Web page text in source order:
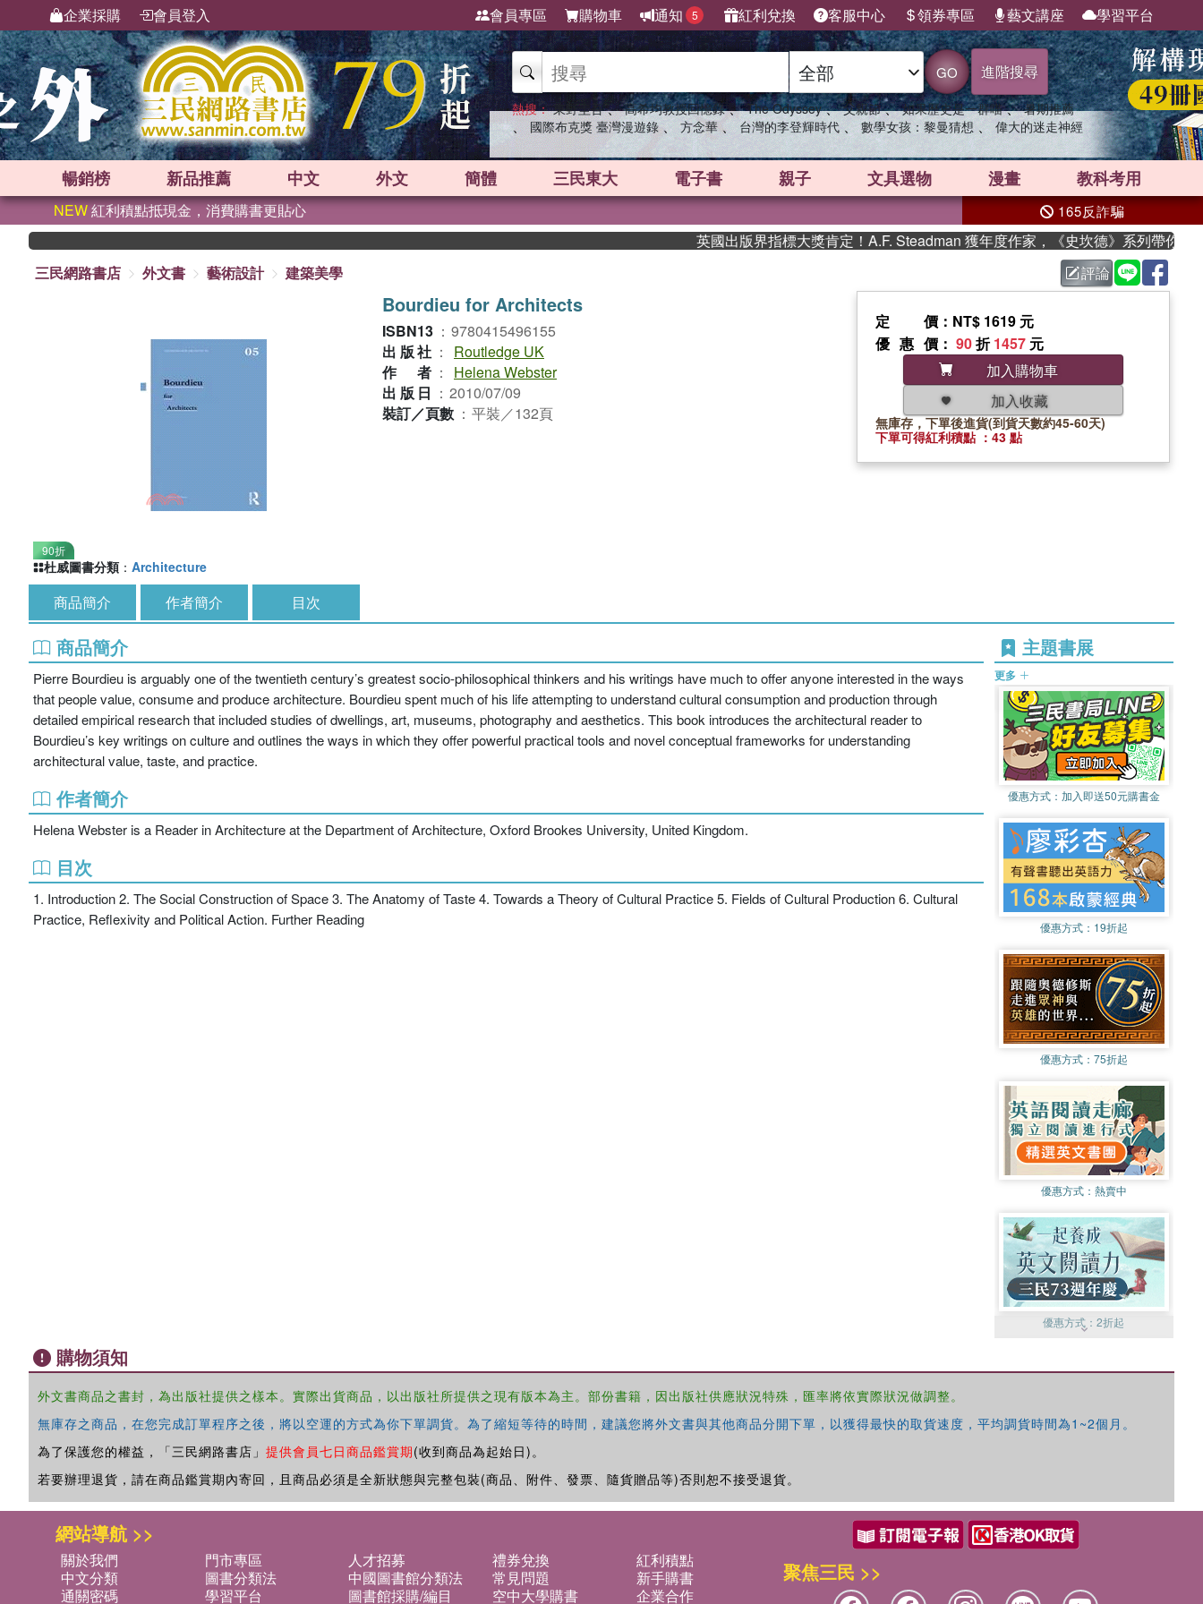
企業採購 會員登入 會員專區 購物車 通知 5 紅利兌換 客服中心 領券專區 藝文講座 學習平台
GO 進階搜尋
熱搜： 東野圭吾 、 高希均教授回憶錄 、 The Odyssey 、 父親節 、 如果歷史是一群喵 、 暑期推薦
、 國際布克獎 臺灣漫遊錄 、 方念華 、 台灣的李登輝時代 、 數學女孩：黎曼猜想 、 偉大的迷走神經
暢銷榜 新品推薦 中文 外文 簡體 三民東大 電子書 親子 文具選物 漫畫 教科考用
NEW紅利積點抵現金，消費購書更貼心 165反詐騙
英國出版界指標大獎肯定！A.F. Steadman 獲年度作家，《史坎德》系列帶你踏上熱
三民網路書店
外文書 藝術設計 建築美學 評論
90折
Bourdieu for Architects
ISBN13 ： 9780415496155
出版社 ：
Routledge UK
作者 ：
Helena Webster
出版日 ： 2010/07/09
裝訂／頁數 ： 平裝／132頁
定價 ：NT$ 1619 元
優惠價 ： 90折1457 元
加入購物車
加入收藏
無庫存，下單後進貨(到貨天數約45-60天)
下單可得紅利積點 ：43 點
杜威圖書分類 ： Architecture
商品簡介 作者簡介 目次
商品簡介
Pierre Bourdieu is arguably one of the twentieth century’s greatest socio-philosophical thinkers and his writings have much to offer anyone interested in the ways
that people value, consume and produce architecture. Bourdieu spent much of his life attempting to understand cultural consumption and production through
detailed empirical research that included studies of dwellings, art, museums, photography and aesthetics. This book introduces the architectural reader to
Bourdieu’s key writings on culture and outlines the ways in which they offer powerful practical tools and novel conceptual frameworks for understanding
architectural value, taste, and practice.
作者簡介
Helena Webster is a Reader in Architecture at the Department of Architecture, Oxford Brookes University, United Kingdom.
目次
1. Introduction 2. The Social Construction of Space 3. The Anatomy of Taste 4. Towards a Theory of Cultural Practice 5. Fields of Cultural Production 6. Cultural
Practice, Reflexivity and Political Action. Further Reading
主題書展
更多
優惠方式： 加入即送50元購書金
優惠方式： 19折起
優惠方式： 75折起
優惠方式： 熱賣中
優惠方式：2折起
購物須知
外文書商品之書封，為出版社提供之樣本。實際出貨商品，以出版社所提供之現有版本為主。部份書籍，因出版社供應狀況特殊，匯率將依實際狀況做調整。
無庫存之商品，在您完成訂單程序之後，將以空運的方式為你下單調貨。為了縮短等待的時間，建議您將外文書與其他商品分開下單，以獲得最快的取貨速度，平均調貨時間為1~2個月。
為了保護您的權益，「三民網路書店」 提供會員七日商品鑑賞期(收到商品為起始日)。
若要辦理退貨，請在商品鑑賞期內寄回，且商品必須是全新狀態與完整包裝(商品、附件、發票、隨貨贈品等)否則恕不接受退貨。
網站導航 >>
關於我們 門市專區 人才招募 禮券兌換
紅利積點
中文分類
圖書分類法 中國圖書館分類法 常見問題
新手購書
通關密碼
學習平台 圖書館採購/編目 空中大學購書
企業合作
聚焦三民 >>